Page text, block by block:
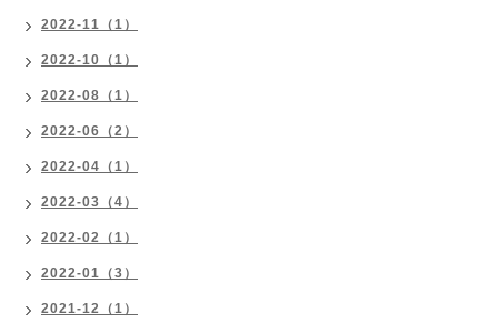
2022-11（1）
2022-10（1）
2022-08（1）
2022-06（2）
2022-04（1）
2022-03（4）
2022-02（1）
2022-01（3）
2021-12（1）